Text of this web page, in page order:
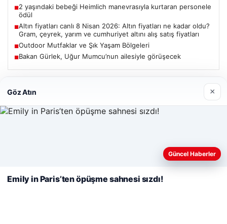
■2 yaşındaki bebeği Heimlich manevrasıyla kurtaran personele
ödül
■Altın fiyatları canlı 8 Nisan 2026: Altın fiyatları ne kadar oldu?
Gram, çeyrek, yarım ve cumhuriyet altını alış satış fiyatları
■Outdoor Mutfaklar ve Şık Yaşam Bölgeleri
■Bakan Gürlek, Uğur Mumcu’nun ailesiyle görüşecek
Güncel
Bakan Gürlek’ten Çerçeve Yasa Açıklaması: Hukuk Devleti
deneyiminizi kişiselleştirmek ve geliştirmek amacıyla çerezler
Reddet Kabul Et
Göz Atın ×
Güncel Haberler
Emily in Paris’ten öpüşme sahnesi sızdı!